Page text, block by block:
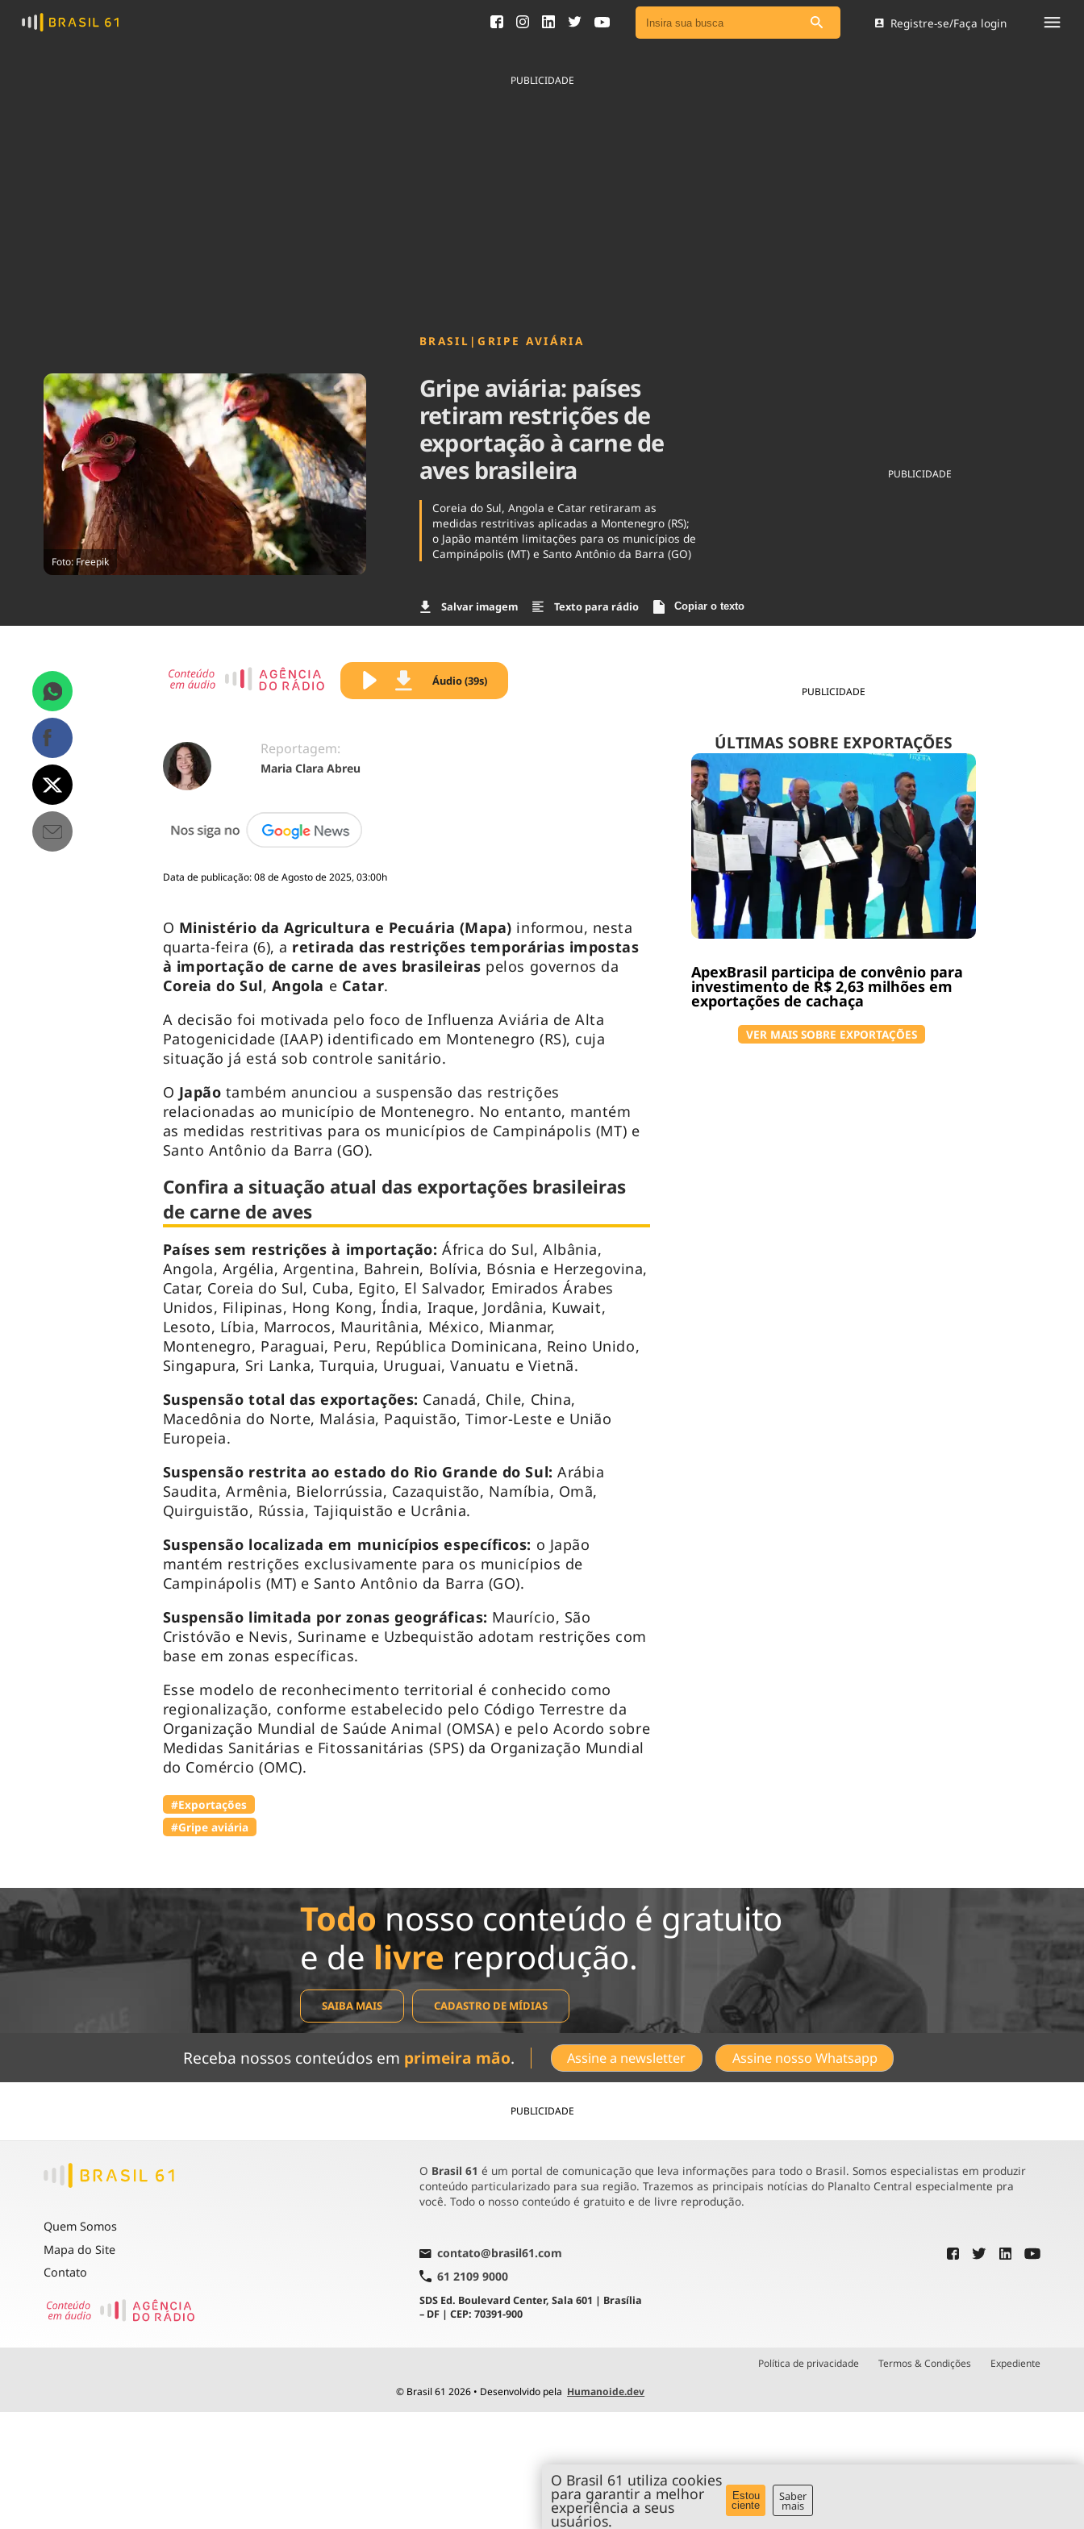
Ver todas as notícias
Registre-se/Faça login
PUBLICIDADE
Foto: Freepik
BRASIL |GRIPE AVIÁRIA
Gripe aviária: países
retiram restrições de
exportação à carne de
aves brasileira
Coreia do Sul, Angola e Catar retiraram as
medidas restritivas aplicadas a Montenegro (RS);
o Japão mantém limitações para os municípios de
Campinápolis (MT) e Santo Antônio da Barra (GO)
Salvar imagem Texto para rádio Copiar o texto
PUBLICIDADE
PUBLICIDADE
ÚLTIMAS SOBRE EXPORTAÇÕES
ApexBrasil participa de convênio para
investimento de R$ 2,63 milhões em
exportações de cachaça
VER MAIS SOBRE EXPORTAÇÕES
Áudio (39s)
Reportagem:
Maria Clara Abreu
Data de publicação: 08 de Agosto de 2025, 03:00h
O Ministério da Agricultura e Pecuária (Mapa) informou, nesta
quarta-feira (6), a retirada das restrições temporárias impostas
à importação de carne de aves brasileiras pelos governos da
Coreia do Sul, Angola e Catar.
A decisão foi motivada pelo foco de Influenza Aviária de Alta
Patogenicidade (IAAP) identificado em Montenegro (RS), cuja
situação já está sob controle sanitário.
O Japão também anunciou a suspensão das restrições
relacionadas ao município de Montenegro. No entanto, mantém
as medidas restritivas para os municípios de Campinápolis (MT) e
Santo Antônio da Barra (GO).
Confira a situação atual das exportações brasileiras
de carne de aves
Países sem restrições à importação: África do Sul, Albânia,
Angola, Argélia, Argentina, Bahrein, Bolívia, Bósnia e Herzegovina,
Catar, Coreia do Sul, Cuba, Egito, El Salvador, Emirados Árabes
Unidos, Filipinas, Hong Kong, Índia, Iraque, Jordânia, Kuwait,
Lesoto, Líbia, Marrocos, Mauritânia, México, Mianmar,
Montenegro, Paraguai, Peru, República Dominicana, Reino Unido,
Singapura, Sri Lanka, Turquia, Uruguai, Vanuatu e Vietnã.
Suspensão total das exportações: Canadá, Chile, China,
Macedônia do Norte, Malásia, Paquistão, Timor-Leste e União
Europeia.
Suspensão restrita ao estado do Rio Grande do Sul: Arábia
Saudita, Armênia, Bielorrússia, Cazaquistão, Namíbia, Omã,
Quirguistão, Rússia, Tajiquistão e Ucrânia.
Suspensão localizada em municípios específicos: o Japão
mantém restrições exclusivamente para os municípios de
Campinápolis (MT) e Santo Antônio da Barra (GO).
Suspensão limitada por zonas geográficas: Maurício, São
Cristóvão e Nevis, Suriname e Uzbequistão adotam restrições com
base em zonas específicas.
Esse modelo de reconhecimento territorial é conhecido como
regionalização, conforme estabelecido pelo Código Terrestre da
Organização Mundial de Saúde Animal (OMSA) e pelo Acordo sobre
Medidas Sanitárias e Fitossanitárias (SPS) da Organização Mundial
do Comércio (OMC).
#Exportações
#Gripe aviária
Todonosso conteúdo é gratuito
e de livre reprodução.
SAIBA MAIS CADASTRO DE MÍDIAS
Receba nossos conteúdos em primeira mão. Assine a newsletter Assine nosso Whatsapp
PUBLICIDADE
Quem Somos
Mapa do Site
Contato
O Brasil 61 é um portal de comunicação que leva informações para todo o Brasil. Somos especialistas em produzir
conteúdo particularizado para sua região. Trazemos as principais notícias do Planalto Central especialmente pra
você. Todo o nosso conteúdo é gratuito e de livre reprodução.
contato@brasil61.com
61 2109 9000
SDS Ed. Boulevard Center, Sala 601 | Brasília
– DF | CEP: 70391-900
Política de privacidade Termos & Condições Expediente
© Brasil 61 2026 • Desenvolvido pela Humanoide.dev
O Brasil 61 utiliza cookies
para garantir a melhor
experiência a seus
usuários.
Estou
ciente
Saber
mais